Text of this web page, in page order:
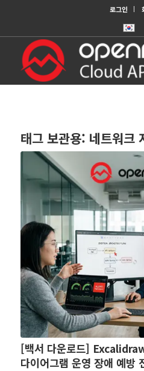
로그인
태그 보관용: 네트워크
[백서 다운로드]
다이어그램 운영 장애 예방